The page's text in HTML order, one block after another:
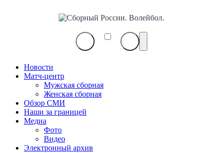
Сборный
Волейбол.
Новости
Матч-центр
Мужская сборная
Женская сборная
Обзор СМИ
Наши за границей
Медиа
Фото
Видео
Электронный архив